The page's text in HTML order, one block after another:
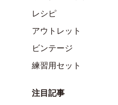
レシピ
アウトレット
ビンテージ
練習用セット
注目記事